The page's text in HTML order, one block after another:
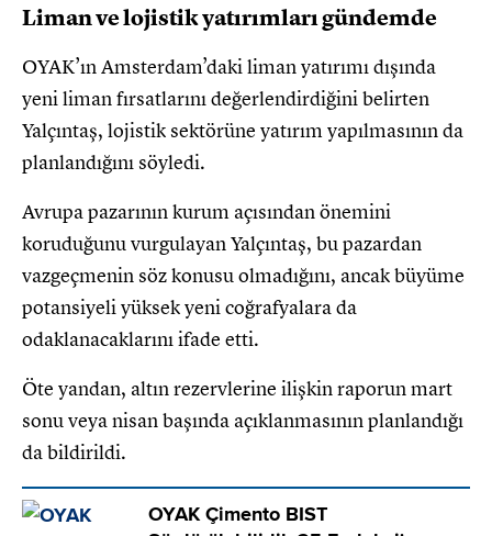
Liman ve lojistik yatırımları gündemde
OYAK’ın Amsterdam’daki liman yatırımı dışında
yeni liman fırsatlarını değerlendirdiğini belirten
Yalçıntaş, lojistik sektörüne yatırım yapılmasının da
planlandığını söyledi.
Avrupa pazarının kurum açısından önemini
koruduğunu vurgulayan Yalçıntaş, bu pazardan
vazgeçmenin söz konusu olmadığını, ancak büyüme
potansiyeli yüksek yeni coğrafyalara da
odaklanacaklarını ifade etti.
Öte yandan, altın rezervlerine ilişkin raporun mart
sonu veya nisan başında açıklanmasının planlandığı
da bildirildi.
OYAK Çimento BIST